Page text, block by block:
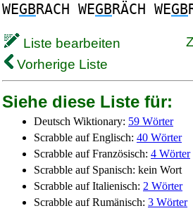
WEGBRACH WEGBRÄCH WEGB
Liste bearbeiten
Vorherige Liste
Siehe diese Liste für:
Deutsch Wiktionary: 59 Wörter
Scrabble auf Englisch: 40 Wörter
Scrabble auf Französisch: 4 Wörter
Scrabble auf Spanisch: kein Wort
Scrabble auf Italienisch: 2 Wörter
Scrabble auf Rumänisch: 3 Wörter